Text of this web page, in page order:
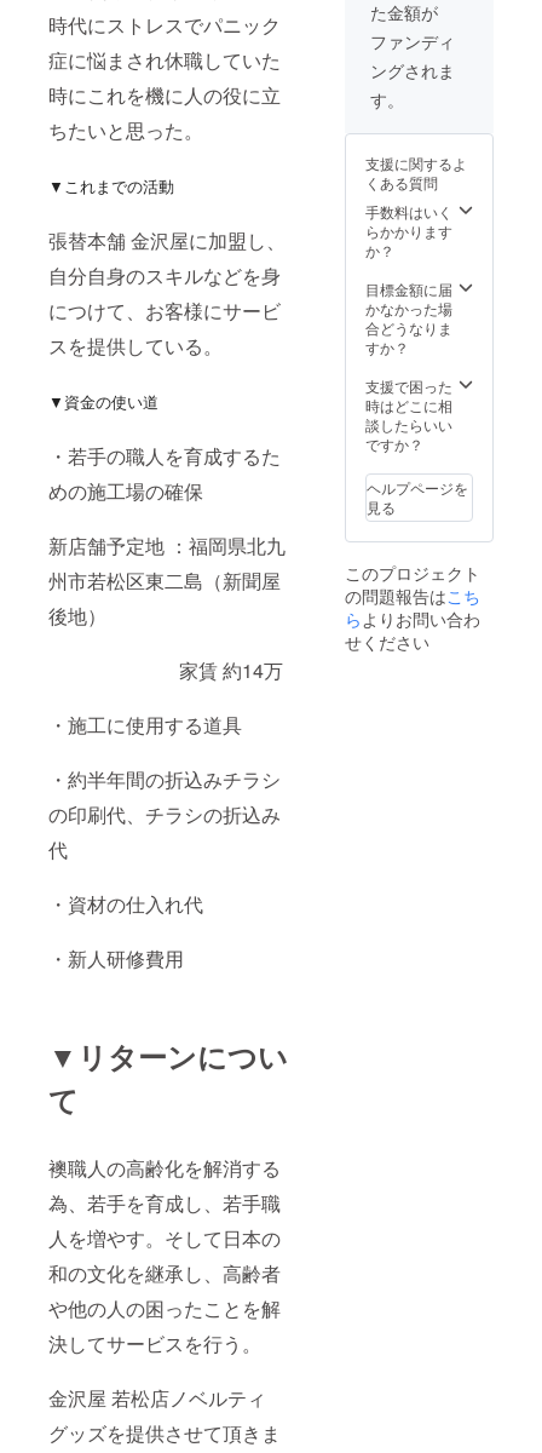
時代にストレスでパニック
症に悩まされ休職していた
時にこれを機に人の役に立
ちたいと思った。
▼これまでの活動
張替本舗 金沢屋に加盟し、
自分自身のスキルなどを身
につけて、お客様にサービ
スを提供している。
▼資金の使い道
・若手の職人を育成するた
めの施工場の確保
新店舗予定地 ：福岡県北九
州市若松区東二島（新聞屋
後地）
家賃 約14万
・施工に使用する道具
・約半年間の折込みチラシ
の印刷代、チラシの折込み
代
・資材の仕入れ代
・新人研修費用
▼リターンについ
て
襖職人の高齢化を解消する
為、若手を育成し、若手職
人を増やす。そして日本の
和の文化を継承し、高齢者
や他の人の困ったことを解
決してサービスを行う。
金沢屋 若松店ノベルティ
グッズを提供させて頂きま
た金額が
ファンディ
ングされま
す。
支援に関するよ
くある質問
手数料はいく
らかかります
か？
目標金額に届
かなかった場
合どうなりま
すか？
支援で困った
時はどこに相
談したらいい
ですか？
ヘルプページを
見る
このプロジェクト
の問題報告はこち
らよりお問い合わ
せください